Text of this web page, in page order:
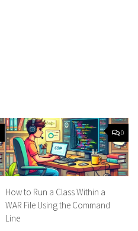
0
How to Run a Class Within a
WAR File Using the Command
Line